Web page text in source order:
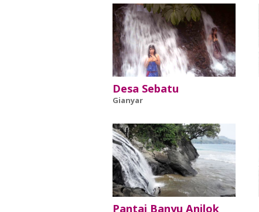
Desa Sebatu
Gianyar
Pantai Banyu Anjlok